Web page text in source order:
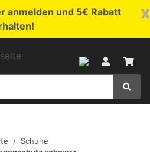
x
anmelden und 5€ Rabatt
Schuhe